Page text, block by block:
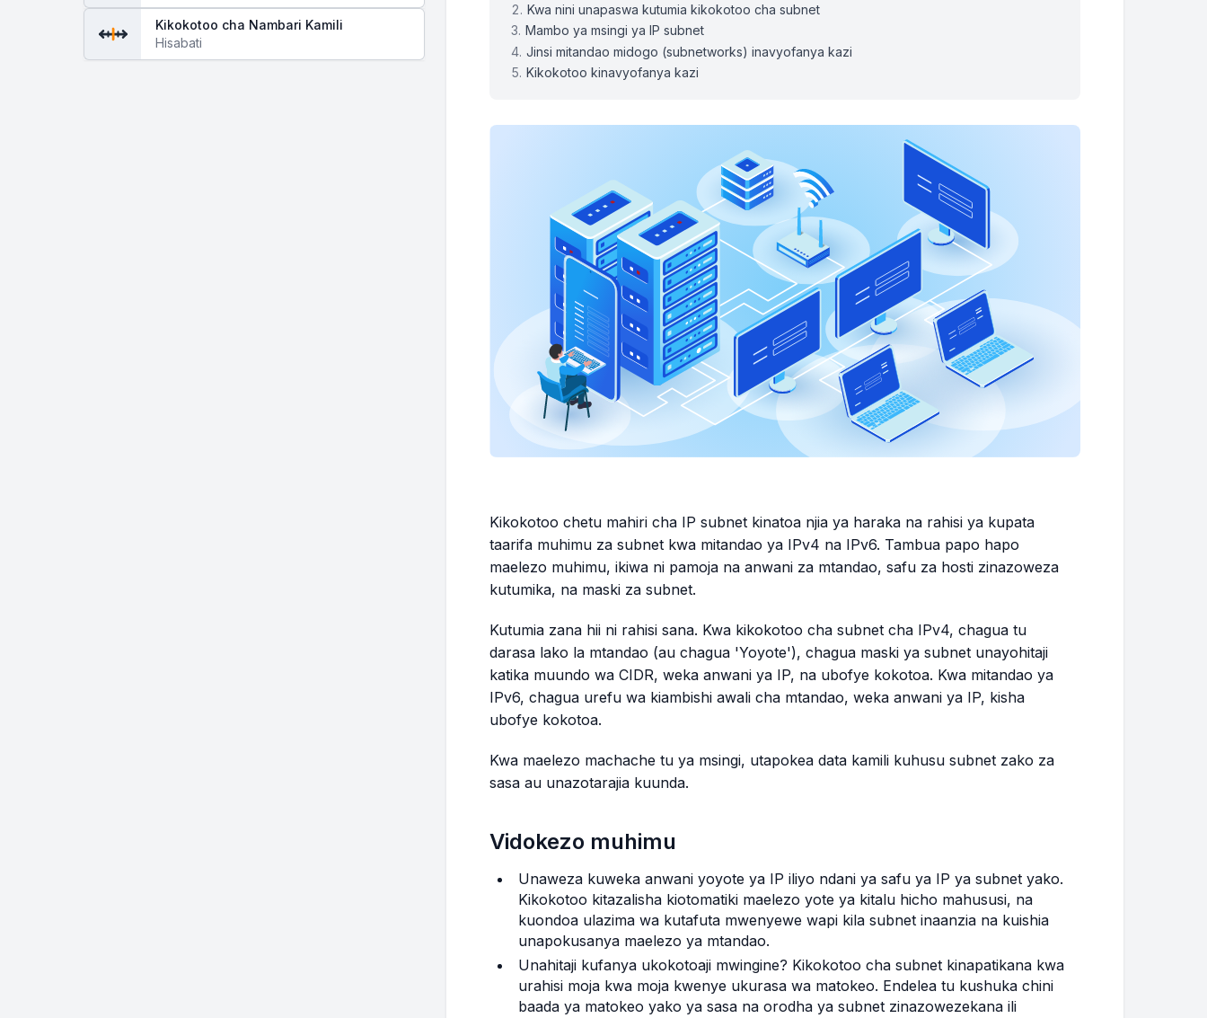
Kikokotoo cha Nambari Kamili
Hisabati
Kwa nini unapaswa kutumia kikokotoo cha subnet
Mambo ya msingi ya IP subnet
Jinsi mitandao midogo (subnetworks) inavyofanya kazi
Kikokotoo kinavyofanya kazi
Kikokotoo chetu mahiri cha IP subnet kinatoa njia ya haraka na rahisi ya kupata
taarifa muhimu za subnet kwa mitandao ya IPv4 na IPv6. Tambua papo hapo
maelezo muhimu, ikiwa ni pamoja na anwani za mtandao, safu za hosti zinazoweza
kutumika, na maski za subnet.
Kutumia zana hii ni rahisi sana. Kwa kikokotoo cha subnet cha IPv4, chagua tu
darasa lako la mtandao (au chagua 'Yoyote'), chagua maski ya subnet unayohitaji
katika muundo wa CIDR, weka anwani ya IP, na ubofye kokotoa. Kwa mitandao ya
IPv6, chagua urefu wa kiambishi awali cha mtandao, weka anwani ya IP, kisha
ubofye kokotoa.
Kwa maelezo machache tu ya msingi, utapokea data kamili kuhusu subnet zako za
sasa au unazotarajia kuunda.
Vidokezo muhimu
Unaweza kuweka anwani yoyote ya IP iliyo ndani ya safu ya IP ya subnet yako.
Kikokotoo kitazalisha kiotomatiki maelezo yote ya kitalu hicho mahususi, na
kuondoa ulazima wa kutafuta mwenyewe wapi kila subnet inaanzia na kuishia
unapokusanya maelezo ya mtandao.
Unahitaji kufanya ukokotoaji mwingine? Kikokotoo cha subnet kinapatikana kwa
urahisi moja kwa moja kwenye ukurasa wa matokeo. Endelea tu kushuka chini
baada ya matokeo yako ya sasa na orodha ya subnet zinazowezekana ili